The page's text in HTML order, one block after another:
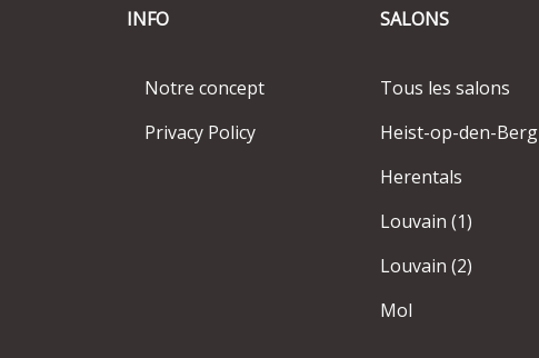
INFO
Notre concept
Privacy Policy
SALONS
Tous les salons
Heist-op-den-Berg
Herentals
Louvain (1)
Louvain (2)
Mol